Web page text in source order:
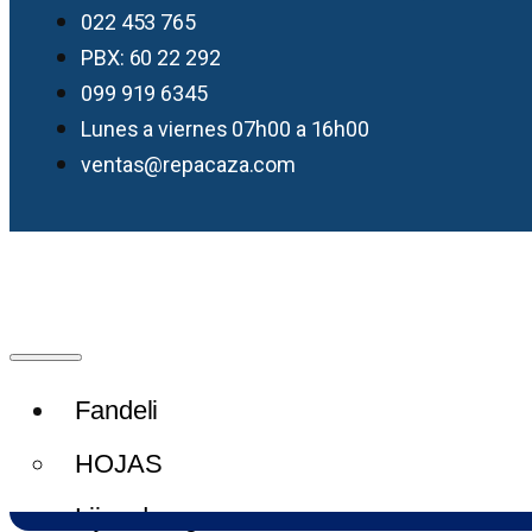
022 453 765
PBX: 60 22 292
099 919 6345
Lunes a viernes 07h00 a 16h00
ventas@repacaza.com
Fandeli
HOJAS
Lijas de agua